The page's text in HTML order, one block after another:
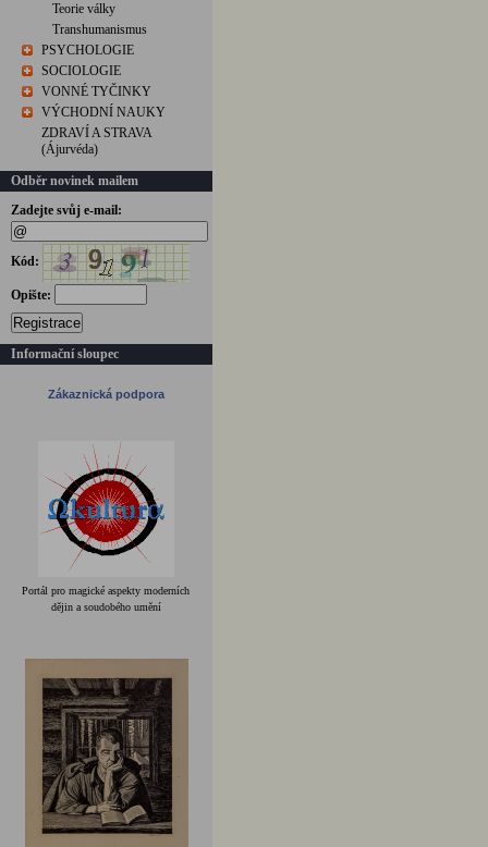
Teorie války
Transhumanismus
PSYCHOLOGIE
SOCIOLOGIE
VONNÉ TYČINKY
VÝCHODNÍ NAUKY
ZDRAVÍ A STRAVA
(Ájurvéda)
Odběr novinek mailem
Zadejte svůj e-mail:
Kód:
Opište:
Registrace
Informační sloupec
Zákaznická podpora
Portál pro magické aspekty moderních
dějin a soudobého umění